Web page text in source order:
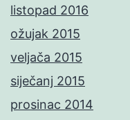
listopad 2016
ožujak 2015
veljača 2015
siječanj 2015
prosinac 2014